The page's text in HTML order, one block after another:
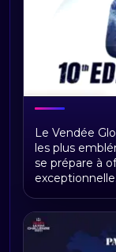
Vendée
course et
Le Vendée
les plus
se prépare à